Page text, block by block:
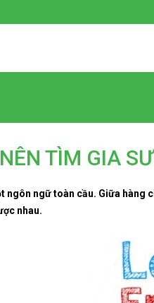
NÊN TÌM GIA
ngôn ngữ toàn cầu. Giữa
nhau.